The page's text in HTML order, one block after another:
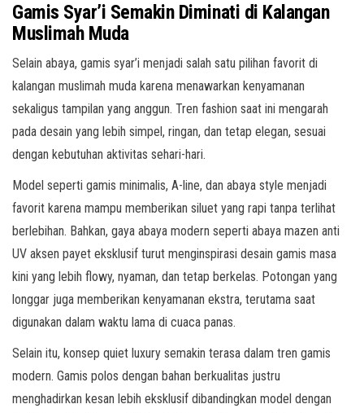
Gamis Syar’i Semakin Diminati di Kalangan
Muslimah Muda
Selain abaya, gamis syar’i menjadi salah satu pilihan favorit di
kalangan muslimah muda karena menawarkan kenyamanan
sekaligus tampilan yang anggun. Tren fashion saat ini mengarah
pada desain yang lebih simpel, ringan, dan tetap elegan, sesuai
dengan kebutuhan aktivitas sehari-hari.
Model seperti gamis minimalis, A-line, dan abaya style menjadi
favorit karena mampu memberikan siluet yang rapi tanpa terlihat
berlebihan. Bahkan, gaya abaya modern seperti abaya mazen anti
UV aksen payet eksklusif turut menginspirasi desain gamis masa
kini yang lebih flowy, nyaman, dan tetap berkelas. Potongan yang
longgar juga memberikan kenyamanan ekstra, terutama saat
digunakan dalam waktu lama di cuaca panas.
Selain itu, konsep quiet luxury semakin terasa dalam tren gamis
modern. Gamis polos dengan bahan berkualitas justru
menghadirkan kesan lebih eksklusif dibandingkan model dengan